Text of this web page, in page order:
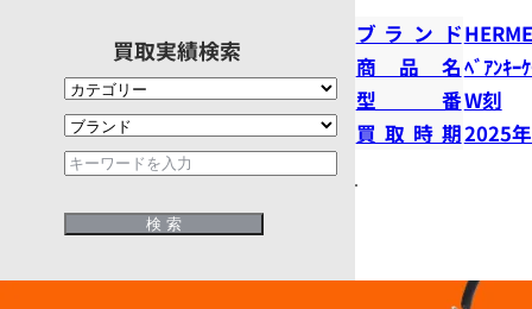
買取実績検索
ブランド
商品名ﾍﾞｱﾝｷｰ
型番W刻
買取時期2025